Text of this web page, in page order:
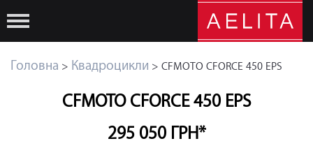
Головна > Квадроцикли > CFMOTO CFORCE 450 EPS
CFMOTO CFORCE 450 EPS
295 050 ГРН*